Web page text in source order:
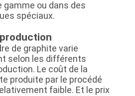
gamme ou dans des
spéciaux.
de graphite varie
selon les différents
Le coût de la
produite par le procédé
faible. Et le prix